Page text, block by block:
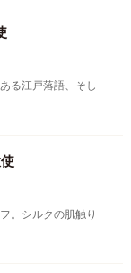
る江戸落語、そし
。シルクの肌触り